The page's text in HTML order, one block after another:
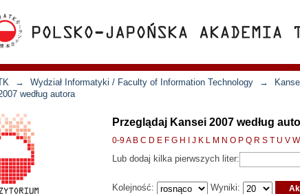
→ Wydział Informatyki / Faculty of Information Technology →
według autora
Przeglądaj Kansei 2007 według
0-9A B C D E F G H J K L M N O P Q R S T U V W
Lub dodaj kilka pierwszych liter:
Kolejność: Wyniki: